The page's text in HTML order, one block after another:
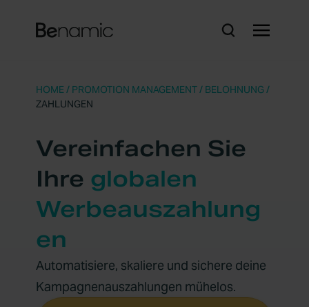
HOME/ PROMOTION MANAGEMENT/ BELOHNUNG /
ZAHLUNGEN
Vereinfachen Sie
Ihre globalen
Werbeauszahlung
en
Automatisiere, skaliere und sichere deine
Kampagnenauszahlungen mühelos.